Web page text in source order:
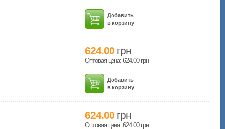
Добавить
в корзину
624.00 грн
Оптовая цена: 624.00 грн
Добавить
в корзину
624.00 грн
Оптовая цена: 624.00 грн